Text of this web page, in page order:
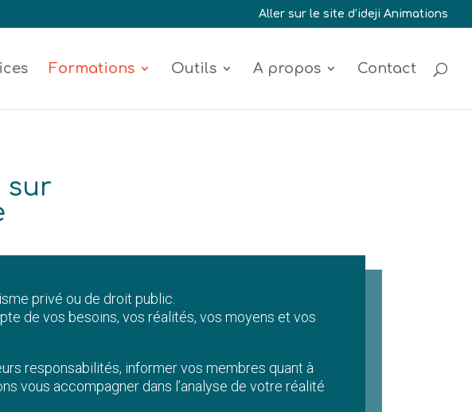
Aller sur le site d’ideji Animations
Formations Outils A propos Contact
sur
privé ou de droit public.
de vos besoins, vos réalités, vos moyens et vos
responsabilités, informer vos membres quant à
vous accompagner dans l’analyse de votre réalité